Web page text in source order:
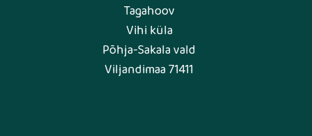
Tagahoov
Vihi küla
Põhja-Sakala vald
Viljandimaa 71411